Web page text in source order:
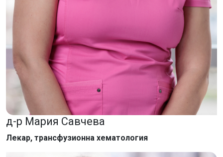
д-р Мария Савчева
Лекар, трансфузионна хематология